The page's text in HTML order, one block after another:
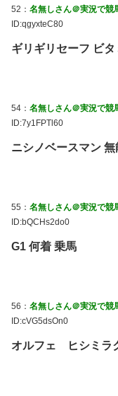
52： 名無しさん＠実況で競
ID:qgyxteC80
ギリギリセーフ ビ
54： 名無しさん＠実況で競
ID:7y1FPTl60
ニシノベースマン 無
55： 名無しさん＠実況で競
ID:bQCHs2do0
G1 何着 乗馬
56： 名無しさん＠実況で競
ID:cVG5dsOn0
オルフェ ヒシミラ